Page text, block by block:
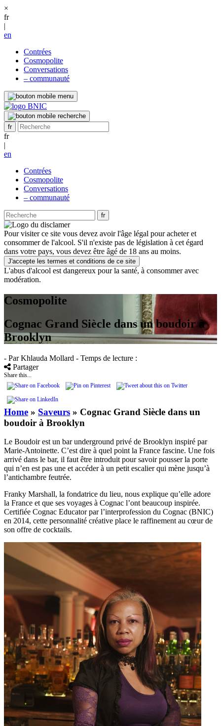
×
fr
|
en
Contrées
Cosmopolite
Conversations
– communauté
fr
|
en
Contrées
Cosmopolite
Conversations
– communauté
Pour visiter ce site vous devez avoir l'âge légal pour acheter et
consommer de l'alcool. S'il n'existe pas de législation à cet égard
dans votre pays, vous devez être âgé de 18 ans au moins.
J'accepte les termes et conditions de ce site
L'abus d'alcool est dangereux pour la santé, à consommer avec
modération.
Cosmopolite
Cognac Grand Siècle dans un boudoir à
Brooklyn
- Par Khlauda Mollard - Temps de lecture :
Partager
Share this...
Home » Saveurs » Cognac Grand Siècle dans un
boudoir à Brooklyn
Le Boudoir est un bar underground privé de Brooklyn inspiré par
Marie-Antoinette. C’est dire à quel point la France fascine. Une fois
arrivé dans le bar, il faut être introduit pour savoir pousser la porte
qui n’en est pas une et accéder à un petit escalier qui mène jusqu’à
l’antichambre feutrée.
Franky Marshall, la fondatrice du lieu, nous explique qu’elle adore
la France et que ses voyages à Cognac l’ont beaucoup inspirée.
Certifiée Cognac Educator par l’interprofession du Cognac (BNIC)
en 2014, cette personnalité créative place le raffinement au cœur de
son offre de cocktails.